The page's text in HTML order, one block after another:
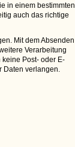
in einem bestimmten
auch das richtige
Mit dem Absenden
Verarbeitung
Post- oder E-
verlangen.